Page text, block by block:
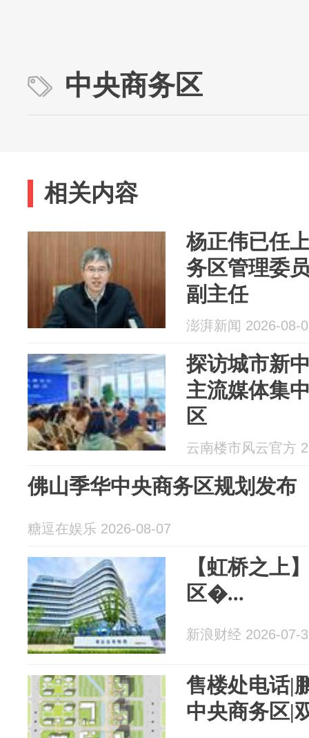
中央商务区
相关内容
杨正伟已任
务区管理委
副主任
澎湃新闻 2026-08-
探访城市新
主流媒体集
区
云南楼市风云官方
佛山季华中央商务区规划发布
糖逗在娱乐 2026-08-07
【虹桥之上
区�...
新浪财经 2026-07-
售楼处电话|
中央商务区|